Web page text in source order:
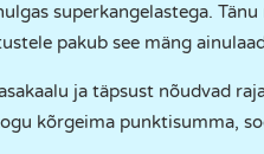
superkangelastega.
pakub see mäng
ja täpsust nõudvad
kõrgeima punktisumma,